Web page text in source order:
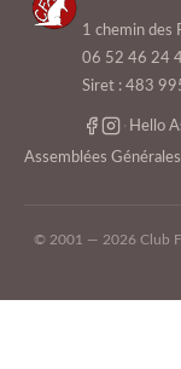
1 chemin des
06 52 46 24
Siret : 483
· Hello
Assemblées Générales
© 2001 — 2026 Club